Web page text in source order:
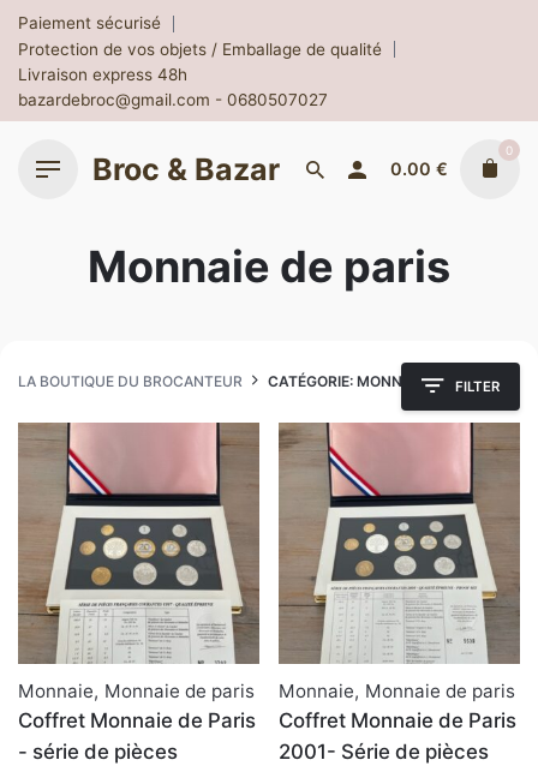
Skip
content
Paiement sécurisé
Protection de vos objets / Emballage de qualité
Livraison express 48h
bazardebroc@gmail.com - 0680507027
Broc & Bazar 0.00 €
0
Monnaie de paris
LA BOUTIQUE DU BROCANTEUR CATÉGORIE: MONNAIE DE PARIS
FILTER
Monnaie, Monnaie de paris
Coffret Monnaie de Paris
- série de pièces
Monnaie, Monnaie de paris
Coffret Monnaie de Paris
2001- Série de pièces